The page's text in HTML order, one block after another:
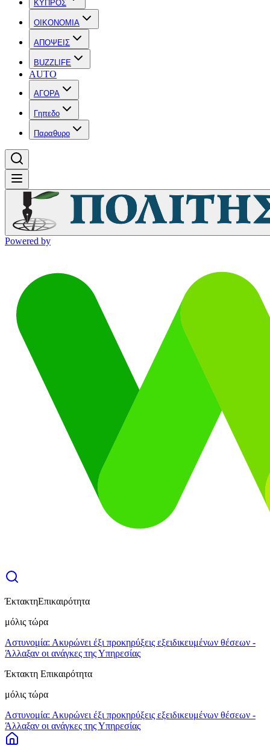
ΚΥΠΡΟΣ
OIKONOMIA
ΑΠΟΨΕΙΣ
BUZZLIFE
AUTO
ΑΓΟΡΑ
Γηπεδο
Παραθυρο
Powered by
ΈκτακτηΕπικαιρότητα
μόλις τώρα
Αστυνομία: Ακυρώνει έξι προκηρύξεις εξειδικευμένων θέσεων -
Άλλαξαν οι ανάγκες της Υπηρεσίας
Έκτακτη Επικαιρότητα
μόλις τώρα
Αστυνομία: Ακυρώνει έξι προκηρύξεις εξειδικευμένων θέσεων -
Άλλαξαν οι ανάγκες της Υπηρεσίας